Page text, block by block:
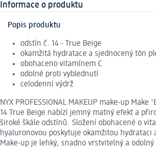
Informace o produktu
Popis produktu
odstín č. 14 - True Beige
okamžitá hydratace a sjednocený tón
obohaceno vitamínem C
odolné proti vyblednutí
celodenní výdrž
NYX PROFESSIONAL MAKEUP make-up
14 True Beige nabízí jemný matný efekt a
široké škále odstínů. Složení obohacené o
hyaluronovou poskytuje okamžitou hydrataci
Make-up je lehký, snadno vrstvitelný a